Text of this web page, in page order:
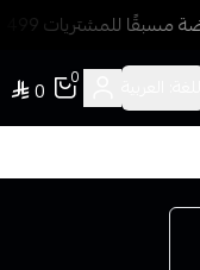
0
0